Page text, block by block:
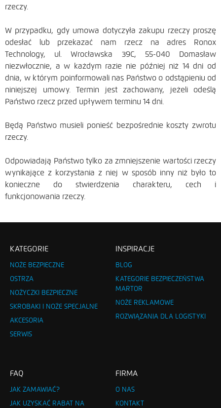
rzeczy.
W przypadku, gdy umowa dotyczyła zakupu rzeczy proszę
odesłać lub przekazać nam rzecz na adres Ronox
Technology, ul. Wrocławska 39C, 55-040 Domasław
niezwłocznie, a w każdym razie nie później niż 14 dni od
dnia, w którym poinformowali nas Państwo o odstąpieniu od
niniejszej umowy. Termin jest zachowany, jeżeli odeślą
Państwo rzecz przed upływem terminu 14 dni.
Będą Państwo musieli ponieść bezpośrednie koszty zwrotu
rzeczy.
Odpowiadają Państwo tylko za zmniejszenie wartości rzeczy
wynikające z korzystania z niej w sposób inny niż było to
konieczne do stwierdzenia charakteru, cech i
funkcjonowania rzeczy.
KATEGORIE
NOŻE BEZPIECZNE
OSTRZA
NOŻYCZKI BEZPIECZNE
SKROBAKI I NOŻE SPECJALNE
AKCESORIA
SERWIS
INSPIRACJE
BLOG
KATEGORIE BEZPIECZEŃSTWA
MARTOR
NOŻE REKLAMOWE
ROZWIĄZANIA DLA LOGISTYKI
FAQ
JAK ZAMAWIAĆ?
JAK UZYSKAĆ RABAT NA
FIRMA
O NAS
KONTAKT